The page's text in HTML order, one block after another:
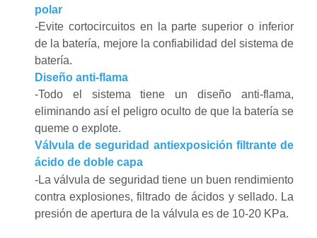
polar
-Evite cortocircuitos en la parte superior o inferior
de la batería, mejore la confiabilidad del sistema de
batería.
Diseño anti-flama
-Todo el sistema tiene un diseño anti-flama,
eliminando así el peligro oculto de que la batería se
queme o explote.
Válvula de seguridad antiexposición filtrante de
ácido de doble capa
-La válvula de seguridad tiene un buen rendimiento
contra explosiones, filtrado de ácidos y sellado. La
presión de apertura de la válvula es de 10-20 KPa.